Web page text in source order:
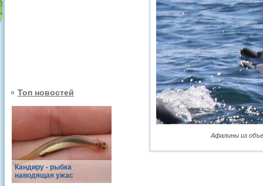
Топ новостей
Кандиру - рыбка
наводящая ужас
Афалины из